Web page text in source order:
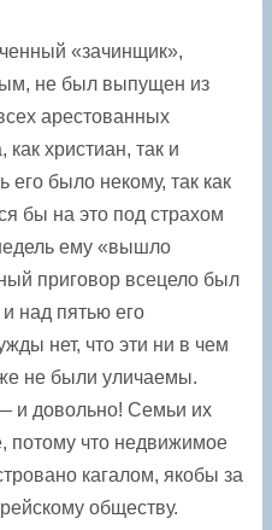
«зачинщик»,
не был выпущен из
арестованных
как христиан, так и
его было некому, так как
бы на это под страхом
ему «вышло
приговор всецело был
над пятью его
нет, что эти ни в чем
не были уличаемы.
и довольно! Семьи их
потому что недвижимое
кагалом, якобы за
обществу.